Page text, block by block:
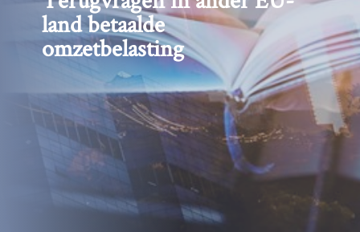
land betaalde
omzetbelasting